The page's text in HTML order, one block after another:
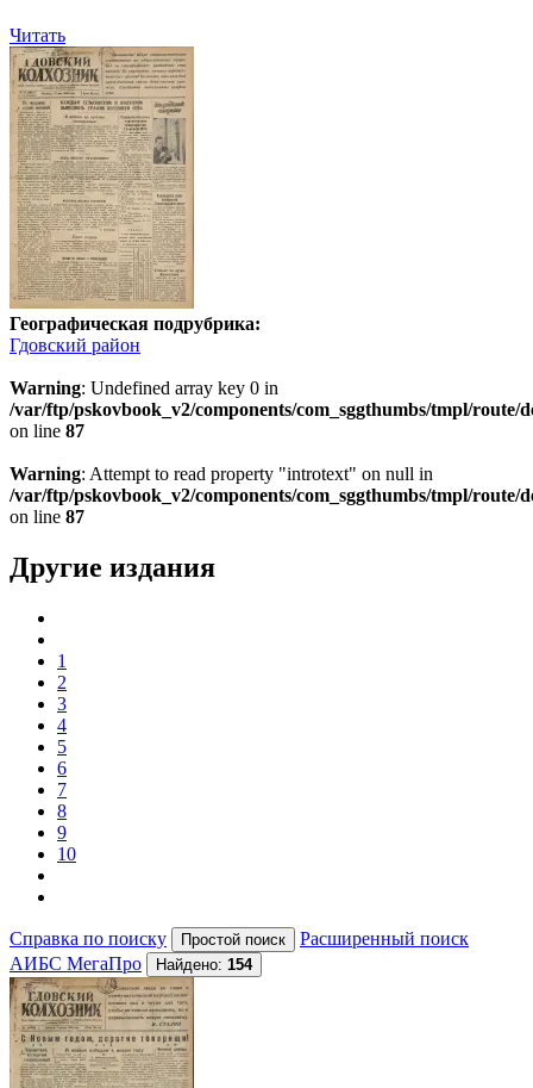
Читать
Географическая подрубрика:
Гдовский район
Warning: Undefined array key 0 in
/var/ftp/pskovbook_v2/components/com_sggthumbs/tmpl/route/
on line 87
Warning: Attempt to read property "introtext" on null in
/var/ftp/pskovbook_v2/components/com_sggthumbs/tmpl/route/
on line 87
Другие издания
1
2
3
4
5
6
7
8
9
10
Справка по поиску
Расширенный поиск
АИБС МегаПро
Найдено: 154